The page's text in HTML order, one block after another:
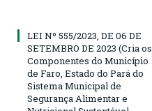
LEI Nº 555/2023, DE 06 DE
SETEMBRO DE 2023 (Cria os
Componentes do Município
de Faro, Estado do Pará do
Sistema Municipal de
Segurança Alimentar e